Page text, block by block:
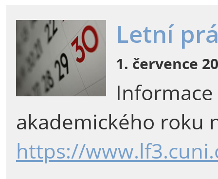
Letní
1. července
akademického roku
https://